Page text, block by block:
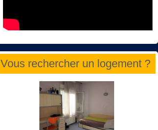
Vous rechercher un logement ?